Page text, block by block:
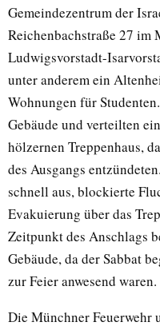
Gemeindezentrum der
Reichenbachstraße 27 im
Ludwigsvorstadt-
unter anderem ein
Wohnungen für
Gebäude und verteilten
hölzernen Treppenhaus,
des Ausgangs
schnell aus, blockierte
Evakuierung über das
Zeitpunkt des Anschlags
Gebäude, da der Sabbat
zur Feier anwesend waren.
Die Münchner Feuerwehr